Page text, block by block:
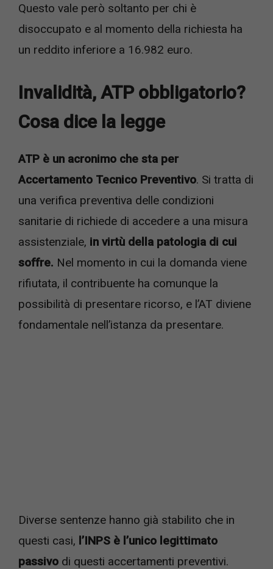
Questo vale però soltanto per chi è
disoccupato e al momento della richiesta ha
un reddito inferiore a 16.982 euro.
Invalidità, ATP obbligatorio?
Cosa dice la legge
ATP è un acronimo che sta per
Accertamento Tecnico Preventivo. Si tratta di
una verifica preventiva delle condizioni
sanitarie di richiede di accedere a una misura
assistenziale, in virtù della patologia di cui
soffre. Nel momento in cui la domanda viene
rifiutata, il contribuente ha comunque la
possibilità di presentare ricorso, e l’AT diviene
fondamentale nell’istanza da presentare.
Diverse sentenze hanno già stabilito che in
questi casi, l’INPS è l’unico legittimato
passivo di questi accertamenti preventivi.